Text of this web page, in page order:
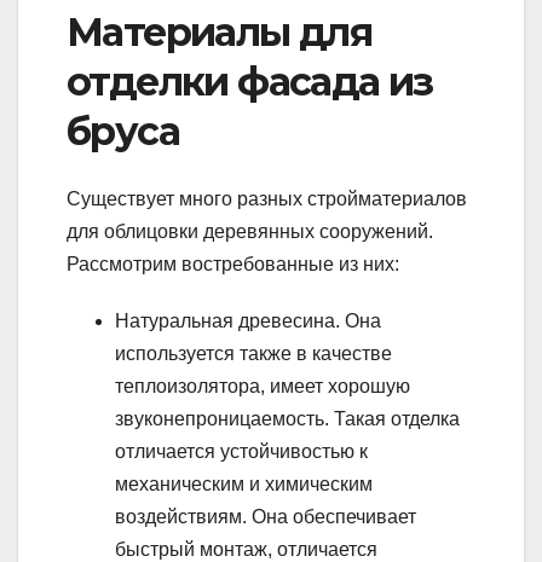
Материалы для
отделки фасада из
бруса
Существует много разных стройматериалов
для облицовки деревянных сооружений.
Рассмотрим востребованные из них:
Натуральная древесина. Она
используется также в качестве
теплоизолятора, имеет хорошую
звуконепроницаемость. Такая отделка
отличается устойчивостью к
механическим и химическим
воздействиям. Она обеспечивает
быстрый монтаж, отличается